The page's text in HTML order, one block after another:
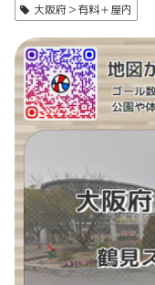
大阪府＞有料＋屋内